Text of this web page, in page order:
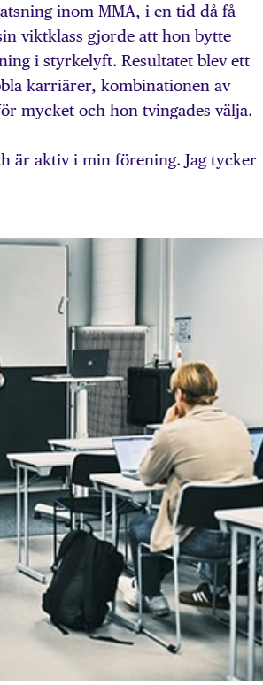
inom MMA, i en tid då få
viktklass gjorde att hon bytte
i styrkelyft. Resultatet blev ett
karriärer, kombinationen av
mycket och hon tvingades välja.
är aktiv i min förening. Jag tycker